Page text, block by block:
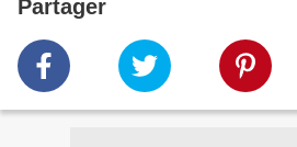
Partager